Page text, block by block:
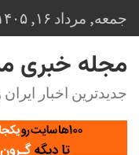
to
content
جمعه, مرداد ۱۶, ۱۴۰۵
مجله خبری
جدیدترین اخبار